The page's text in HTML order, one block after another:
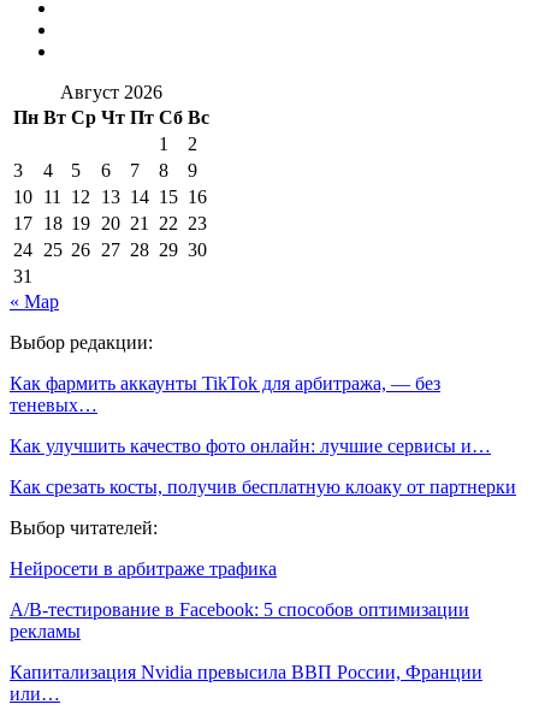
Август 2026
Пн Вт Ср Чт Пт Сб Вс
1
2
3
4 5 6 7 8
9
10 11 12 13 14 15 16
17 18 19 20 21 22 23
24 25 26 27 28 29 30
31
« Мар
Выбор редакции:
Как фармить аккаунты TikTok для арбитража, — без
теневых…
Как улучшить качество фото онлайн: лучшие сервисы и…
Как срезать косты, получив бесплатную клоаку от партнерки
Выбор читателей:
Нейросети в арбитраже трафика
A/B-тестирование в Facebook: 5 способов оптимизации
рекламы
Капитализация Nvidia превысила ВВП России, Франции
или…